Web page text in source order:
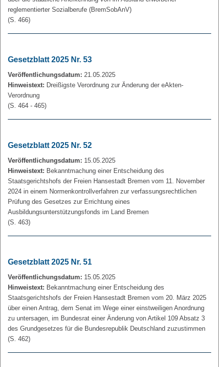
reglementierter Sozialberufe (BremSobAnV)
(S. 466)
Gesetzblatt 2025 Nr. 53
Veröffentlichungsdatum: 21.05.2025
Hinweistext: Dreißigste Verordnung zur Änderung der eAkten-
Verordnung
(S. 464 - 465)
Gesetzblatt 2025 Nr. 52
Veröffentlichungsdatum: 15.05.2025
Hinweistext: Bekanntmachung einer Entscheidung des
Staatsgerichtshofs der Freien Hansestadt Bremen vom 11. November
2024 in einem Normenkontrollverfahren zur verfassungsrechtlichen
Prüfung des Gesetzes zur Errichtung eines
Ausbildungsunterstützungsfonds im Land Bremen
(S. 463)
Gesetzblatt 2025 Nr. 51
Veröffentlichungsdatum: 15.05.2025
Hinweistext: Bekanntmachung einer Entscheidung des
Staatsgerichtshofs der Freien Hansestadt Bremen vom 20. März 2025
über einen Antrag, dem Senat im Wege einer einstweiligen Anordnung
zu untersagen, im Bundesrat einer Änderung von Artikel 109 Absatz 3
des Grundgesetzes für die Bundesrepublik Deutschland zuzustimmen
(S. 462)